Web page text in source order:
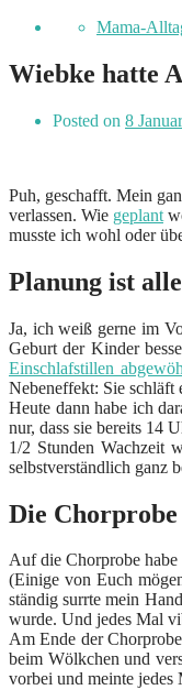
Mama-
Wiebke hatte
Posted on 8
Puh, geschafft. Mein
verlassen. Wie geplant
musste ich wohl oder
Planung ist
Ja, ich weiß gerne im
Geburt der Kinder
Einschlafstillen
Nebeneffekt: Sie schläft
Heute dann habe ich
nur, dass sie bereits 14
1/2 Stunden Wachzeit
selbstverständlich ganz
Die Chorprobe
Auf die Chorprobe
(Einige von Euch
ständig surrte mein
wurde. Und jedes Mal
Am Ende der
beim Wölkchen und
vorbei und meinte jedes